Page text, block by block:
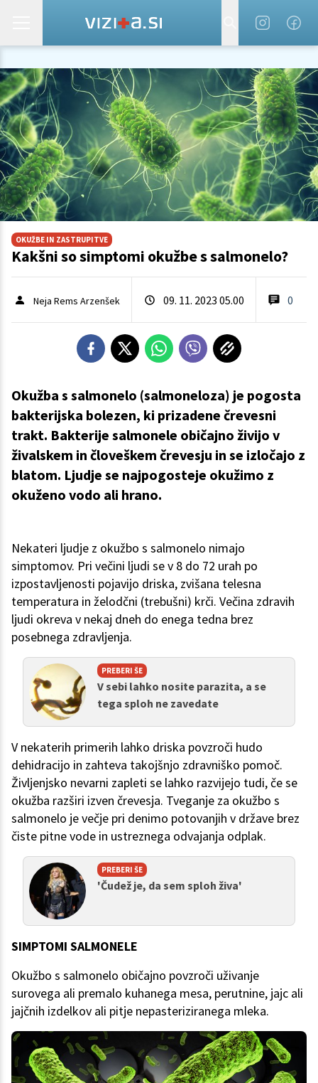
OKUŽBE IN ZASTRUPITVE
Kakšni so simptomi okužbe s salmonelo?
Neja Rems Arzenšek 09. 11. 2023 05.00 0
Okužba s salmonelo (salmoneloza) je pogosta
bakterijska bolezen, ki prizadene črevesni
trakt. Bakterije salmonele običajno živijo v
živalskem in človeškem črevesju in se izločajo z
blatom. Ljudje se najpogosteje okužimo z
okuženo vodo ali hrano.
Nekateri ljudje z okužbo s salmonelo nimajo
simptomov. Pri večini ljudi se v 8 do 72 urah po
izpostavljenosti pojavijo driska, zvišana telesna
temperatura in želodčni (trebušni) krči. Večina zdravih
ljudi okreva v nekaj dneh do enega tedna brez
posebnega zdravljenja.
PREBERI ŠE
V sebi lahko nosite parazita, a se
tega sploh ne zavedate
V nekaterih primerih lahko driska povzroči hudo
dehidracijo in zahteva takojšnjo zdravniško pomoč.
Življenjsko nevarni zapleti se lahko razvijejo tudi, če se
okužba razširi izven črevesja. Tveganje za okužbo s
salmonelo je večje pri denimo potovanjih v države brez
čiste pitne vode in ustreznega odvajanja odplak.
PREBERI ŠE
'Čudež je, da sem sploh živa'
SIMPTOMI SALMONELE
Okužbo s salmonelo običajno povzroči uživanje
surovega ali premalo kuhanega mesa, perutnine, jajc ali
jajčnih izdelkov ali pitje nepasteriziranega mleka.